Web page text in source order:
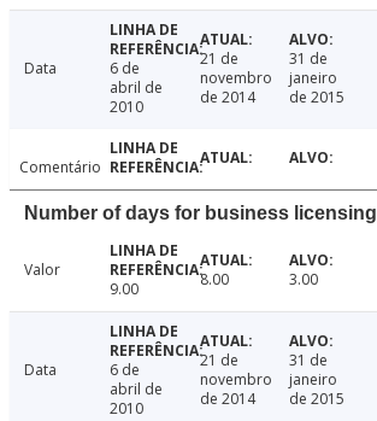
Data
6 de
abril de
2010
21 de
novembro
de 2014
31 de
janeiro
de 2015
Comentário
Number of days for business licensing
Valor
9.00
8.00 3.00
Data
6 de
abril de
2010
21 de
novembro
de 2014
31 de
janeiro
de 2015